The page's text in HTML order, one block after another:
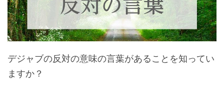
デジャブの反対の意味の言葉があることを知ってい
ますか？